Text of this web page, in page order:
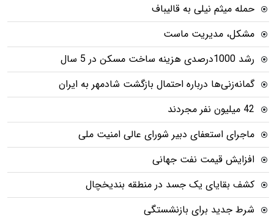
حمله میثم نیلی به قالیباف
مشکل، مدیریت ماست
رشد 1000درصدی هزینه ساخت مسکن در 5 سال
گمانه‌زنی‌ها درباره احتمال بازگشت شادمهر به ایران
42 میلیون نفر مجردند
ماجرای استعفای دبیر شورای عالی امنیت ملی
افزایش قیمت نفت جهانی
کشف بقایای یک جسد در منطقه بندیخچال
شرط جدید برای بازنشستگی